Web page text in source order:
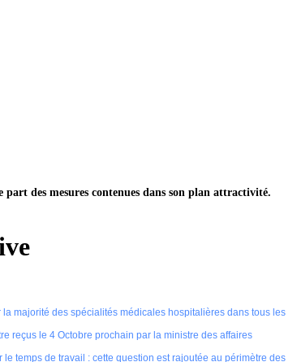
des mesures contenues dans son plan attractivité.
majorité des spécialités médicales hospitalières dans tous les
reçus le 4 Octobre prochain par la ministre des affaires
temps de travail : cette question est rajoutée au périmètre des